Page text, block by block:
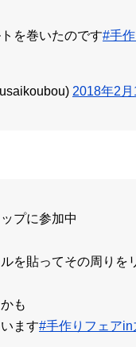
を巻いたのです#手
2018年2
プに参加中
を貼ってその周りを
も
ます#手作りフェアin